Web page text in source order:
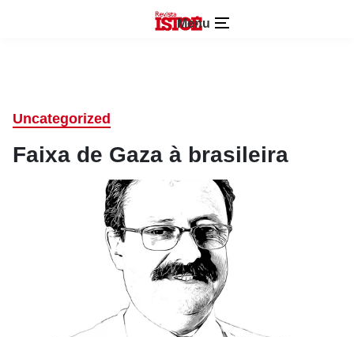
Menu
Uncategorized
Faixa de Gaza à brasileira